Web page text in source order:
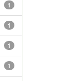
1
1
1
1